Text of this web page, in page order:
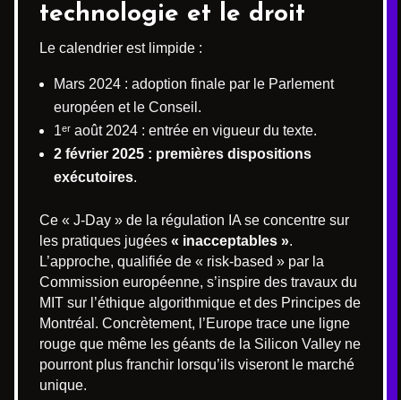
technologie et le droit
Le calendrier est limpide :
Mars 2024 : adoption finale par le Parlement
européen et le Conseil.
1ᵉʳ août 2024 : entrée en vigueur du texte.
2 février 2025 : premières dispositions
exécutoires.
Ce « J-Day » de la régulation IA se concentre sur
les pratiques jugées « inacceptables ».
L’approche, qualifiée de « risk-based » par la
Commission européenne, s’inspire des travaux du
MIT sur l’éthique algorithmique et des Principes de
Montréal. Concrètement, l’Europe trace une ligne
rouge que même les géants de la Silicon Valley ne
pourront plus franchir lorsqu’ils viseront le marché
unique.